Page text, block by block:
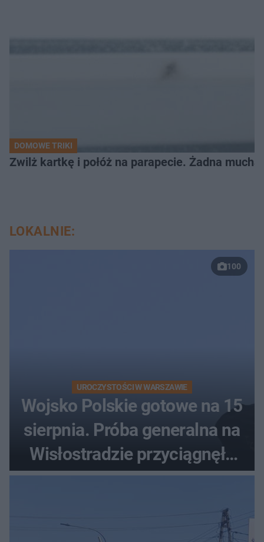
DOMOWE TRIKI
Zwilż kartkę i połóż na parapecie. Żadna
LOKALNIE:
100
UROCZYSTOŚCI W WARSZAWIE
Wojsko Polskie gotowe na 15
sierpnia. Próba generalna na
Wisłostradzie przyciągnęła
tłumy